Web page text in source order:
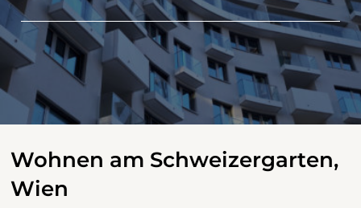
Wohnen am Schweizergarten,
Wien